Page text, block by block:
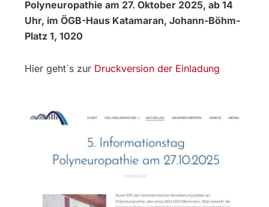
Polyneuropathie am 27. Oktober 2025, ab 14
Uhr, im ÖGB-Haus Katamaran, Johann-Böhm-
Platz 1, 1020
Hier geht`s zur Druckversion der Einladung